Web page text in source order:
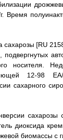
Время
[RU
носителя.
12-98
сахарного
сахарозы
диоксида
биомассы с